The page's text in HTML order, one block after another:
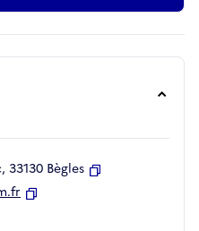
33130 Bègles